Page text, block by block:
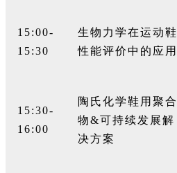
15:00-
15:30
生物力学在运动鞋
性能评价中的应用
15:30-
16:00
陶氏化学鞋用聚合
物&可持续发展解
决方案